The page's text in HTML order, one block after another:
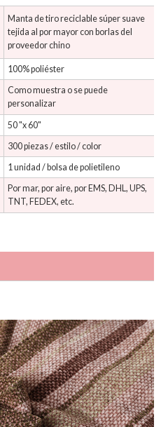
Manta de tiro reciclable súper suave
tejida al por mayor con borlas del
proveedor chino
100% poliéster
Como muestra o se puede
personalizar
50 "x 60"
300 piezas / estilo / color
1 unidad / bolsa de polietileno
Por mar, por aire, por EMS, DHL, UPS,
TNT, FEDEX, etc.